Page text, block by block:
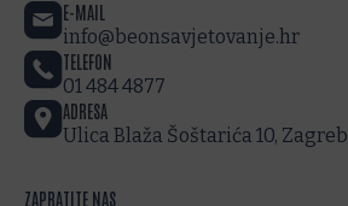
E-MAIL
info@beonsavjetovanje.hr
TELEFON
01 484 4877
ADRESA
Ulica Blaža Šoštarića 10, Zagreb
ZAPRATITE NAS